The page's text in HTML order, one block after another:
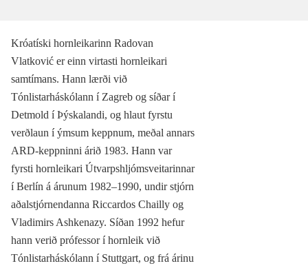
Króatíski hornleikarinn Radovan
Vlatković er einn virtasti hornleikari
samtímans. Hann lærði við
Tónlistarháskólann í Zagreb og síðar í
Detmold í Þýskalandi, og hlaut fyrstu
verðlaun í ýmsum keppnum, meðal annars
ARD-keppninni árið 1983. Hann var
fyrsti hornleikari Útvarpshljómsveitarinnar
í Berlín á árunum 1982–1990, undir stjórn
aðalstjórnendanna Riccardos Chailly og
Vladimirs Ashkenazy. Síðan 1992 hefur
hann verið prófessor í hornleik við
Tónlistarháskólann í Stuttgart, og frá árinu